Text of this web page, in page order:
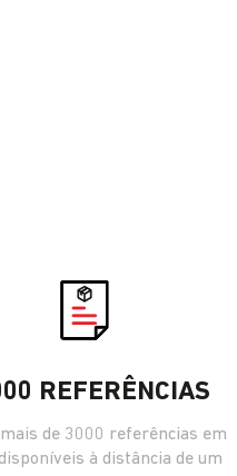
REFERÊNCIAS
de 3000 referências em
à distância de um